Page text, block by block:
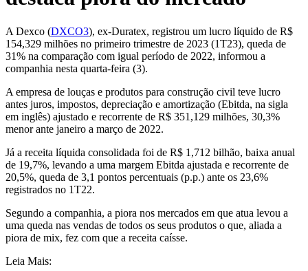
A Dexco (DXCO3), ex-Duratex, registrou um lucro líquido de R$
154,329 milhões no primeiro trimestre de 2023 (1T23), queda de
31% na comparação com igual período de 2022, informou a
companhia nesta quarta-feira (3).
A empresa de louças e produtos para construção civil teve lucro
antes juros, impostos, depreciação e amortização (Ebitda, na sigla
em inglês) ajustado e recorrente de R$ 351,129 milhões, 30,3%
menor ante janeiro a março de 2022.
Já a receita líquida consolidada foi de R$ 1,712 bilhão, baixa anual
de 19,7%, levando a uma margem Ebitda ajustada e recorrente de
20,5%, queda de 3,1 pontos percentuais (p.p.) ante os 23,6%
registrados no 1T22.
Segundo a companhia, a piora nos mercados em que atua levou a
uma queda nas vendas de todos os seus produtos o que, aliada a
piora de mix, fez com que a receita caísse.
Leia Mais: